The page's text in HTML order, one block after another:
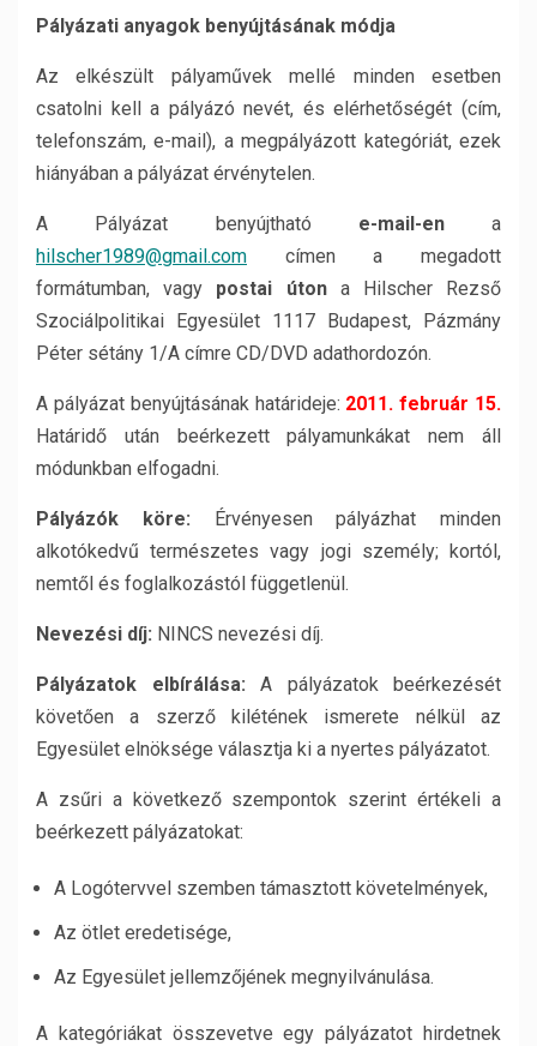
Pályázati anyagok benyújtásának módja
Az elkészült pályaművek mellé minden esetben
csatolni kell a pályázó nevét, és elérhetőségét (cím,
telefonszám, e-mail), a megpályázott kategóriát, ezek
hiányában a pályázat érvénytelen.
A Pályázat benyújtható e-mail-ena
hilscher1989@gmail.com címen a megadott
formátumban, vagy postai útona Hilscher Rezső
Szociálpolitikai Egyesület 1117 Budapest, Pázmány
Péter sétány 1/A címre CD/DVD adathordozón.
A pályázat benyújtásának határideje: 2011. február 15.
Határidő után beérkezett pályamunkákat nem áll
módunkban elfogadni.
Pályázók köre: Érvényesen pályázhat minden
alkotókedvű természetes vagy jogi személy; kortól,
nemtől és foglalkozástól függetlenül.
Nevezési díj: NINCS nevezési díj.
Pályázatok elbírálása: A pályázatok beérkezését
követően a szerző kilétének ismerete nélkül az
Egyesület elnöksége választja ki a nyertes pályázatot.
A zsűri a következő szempontok szerint értékeli a
beérkezett pályázatokat:
A Logótervvel szemben támasztott követelmények,
Az ötlet eredetisége,
Az Egyesület jellemzőjének megnyilvánulása.
A kategóriákat összevetve egy pályázatot hirdetnek